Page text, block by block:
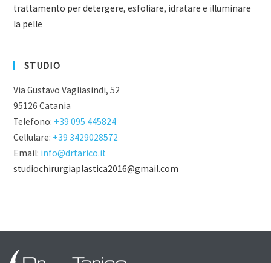
trattamento per detergere, esfoliare, idratare e illuminare
la pelle
STUDIO
Via Gustavo Vagliasindi, 52
95126 Catania
Telefono: +39 095 445824
Cellulare: +39 3429028572
Email: info@drtarico.it
studiochirurgiaplastica2016@gmail.com